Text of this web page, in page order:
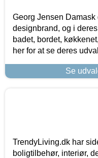
Georg Jensen
designbrand, og i
badet, bordet,
her for at se deres
Se
TrendyLiving.dk har
boligtilbehør, interiør,